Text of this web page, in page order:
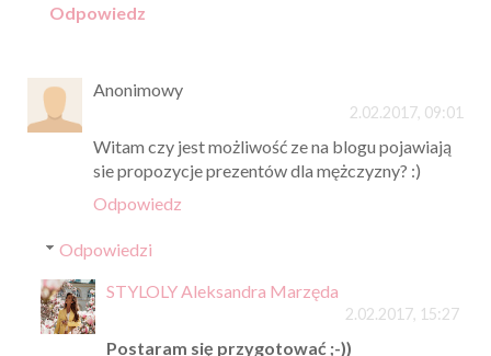
Odpowiedz
Anonimowy
2.02.2017, 09:01
Witam czy jest możliwość ze na blogu pojawiają
sie propozycje prezentów dla mężczyzny? :)
Odpowiedz
Odpowiedzi
STYLOLY Aleksandra Marzęda
2.02.2017, 15:27
Postaram się przygotować ;-))